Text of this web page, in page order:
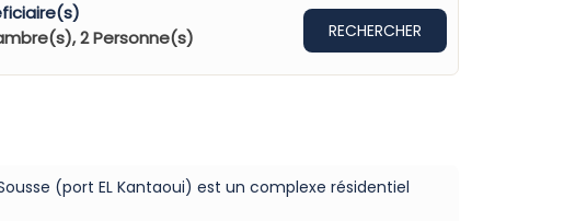
2Personne(s) RECHERCHER
(port EL Kantaoui) est un complexe résidentiel